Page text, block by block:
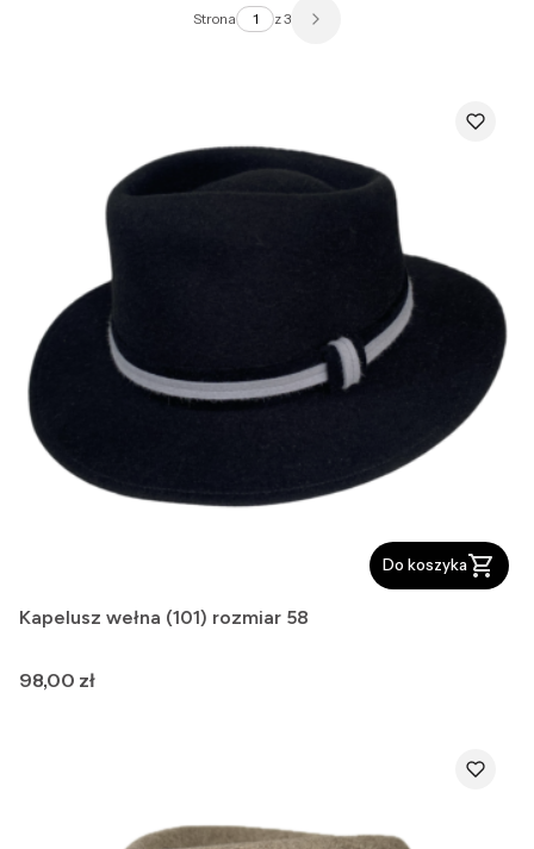
Strona z 3 Następne produkty
Do koszyka
Kapelusz wełna (101) rozmiar 58
Cena
98,00 zł